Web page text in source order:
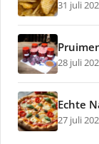
31 juli
28 juli
Echte
27 juli